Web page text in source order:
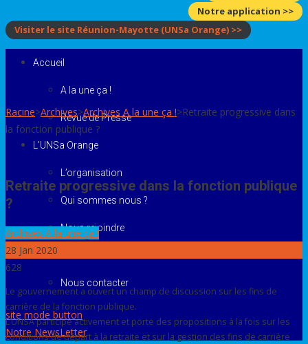
Notre application >>
Visiter le site Réunion-Mayotte (UNSa Orange) >>
Accueil
A la une ça !
Revue de Presse
L’UNSa Orange
L’organisation
Qui sommes nous ?
Nous rejoindre
Nous contacter
site mode button
Notre NewsLetter
Racine>Archives>Archives A la une ça !>Retraite progressive dans
la fonction publique ?
Retraite progressive dans la fonction publique
?
Archives A la une ça !
28 Jan 2020
628
Le gouvernement a ouvert un champ de discussion sur les fins de
carrière de la fonction publique.
L’UNSA participe activement et porte des propositions à la fois sur les
conditions de départ à la retraite et sur la gestion des fins de carrière